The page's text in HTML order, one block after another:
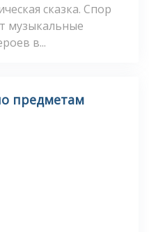
сказка. Спор
музыкальные
в...
предметам